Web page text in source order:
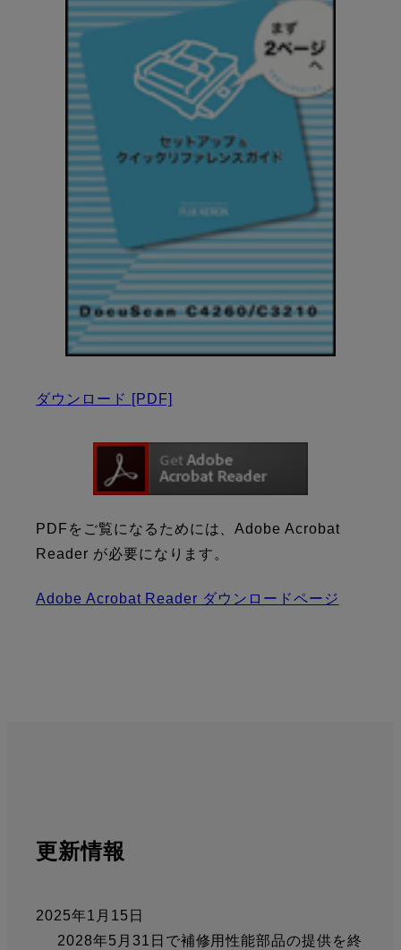
ダウンロード [PDF]
PDFをご覧になるためには、Adobe Acrobat
Reader が必要になります。
Adobe Acrobat Reader ダウンロードページ
更新情報
2025年1月15日
2028年5月31日で補修用性能部品の提供を終